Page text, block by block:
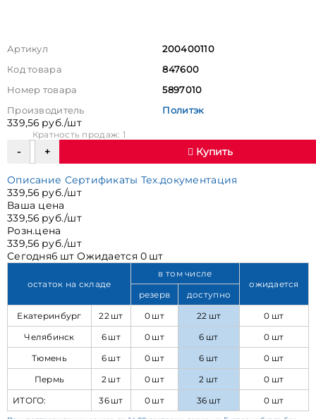
Артикул
200400110
Код товара
847600
Номер товара
5897010
Производитель
Политэк
339,56 руб./шт
Кратность продаж: 1
Купить
Описание Сертификаты Тех.документация
339,56 руб./шт
Ваша цена
339,56 руб./шт
Розн.цена
339,56 руб./шт
Сегодня6 шт Ожидается 0 шт
остаток на складе
в том числе
ожидается
резерв
доступно
Екатеринбург
22 шт 0 шт 22 шт
0 шт
Челябинск
6 шт 0 шт 6 шт
0 шт
Тюмень
6 шт 0 шт 6 шт
0 шт
Пермь
2 шт 0 шт 2 шт
0 шт
ИТОГО:
36 шт 0 шт 36 шт 0 шт